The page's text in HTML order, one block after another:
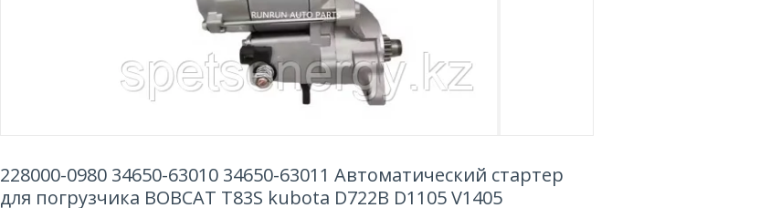
228000-0980 34650-63010 34650-63011 Автоматический стартер
для погрузчика BOBCAT T83S kubota D722B D1105 V1405